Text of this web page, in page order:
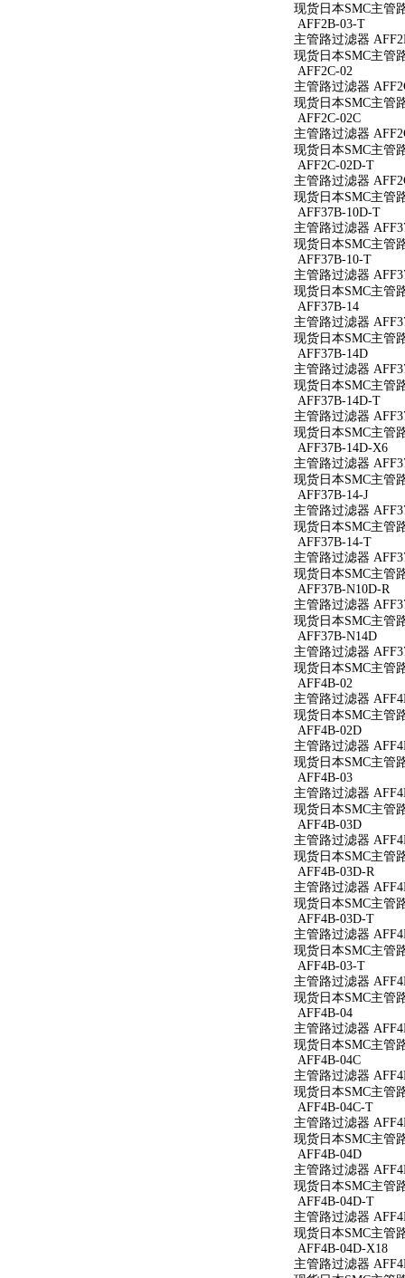
现货日本SMC主管
AFF2B-03-T
主管路过滤器
现货日本SMC主管
AFF2C-02
主管路过滤器
现货日本SMC主管
AFF2C-02C
主管路过滤器
现货日本SMC主管
AFF2C-02D-T
主管路过滤器
现货日本SMC主管
AFF37B-10D-T
主管路过滤器
现货日本SMC主管
AFF37B-10-T
主管路过滤器
现货日本SMC主管
AFF37B-14
主管路过滤器
现货日本SMC主管
AFF37B-14D
主管路过滤器
现货日本SMC主管
AFF37B-14D-T
主管路过滤器
现货日本SMC主管
AFF37B-14D-X6
主管路过滤器
现货日本SMC主管
AFF37B-14-J
主管路过滤器
现货日本SMC主管
AFF37B-14-T
主管路过滤器
现货日本SMC主管
AFF37B-N10D-R
主管路过滤器
现货日本SMC主管
AFF37B-N14D
主管路过滤器
现货日本SMC主管
AFF4B-02
主管路过滤器
现货日本SMC主管
AFF4B-02D
主管路过滤器
现货日本SMC主管
AFF4B-03
主管路过滤器
现货日本SMC主管
AFF4B-03D
主管路过滤器
现货日本SMC主管
AFF4B-03D-R
主管路过滤器
现货日本SMC主管
AFF4B-03D-T
主管路过滤器
现货日本SMC主管
AFF4B-03-T
主管路过滤器
现货日本SMC主管
AFF4B-04
主管路过滤器
现货日本SMC主管
AFF4B-04C
主管路过滤器
现货日本SMC主管
AFF4B-04C-T
主管路过滤器
现货日本SMC主管
AFF4B-04D
主管路过滤器
现货日本SMC主管
AFF4B-04D-T
主管路过滤器
现货日本SMC主管
AFF4B-04D-X18
主管路过滤器